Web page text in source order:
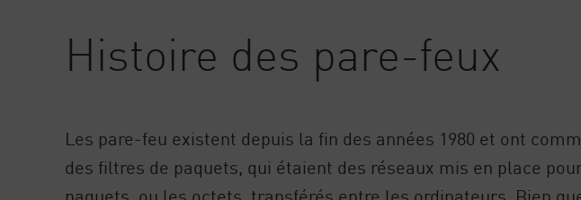
AI Agent Security
Histoire des pare-feux
Les pare-feu existent depuis la fin des années 1980 et ont
des filtres de paquets, qui étaient des réseaux mis en place